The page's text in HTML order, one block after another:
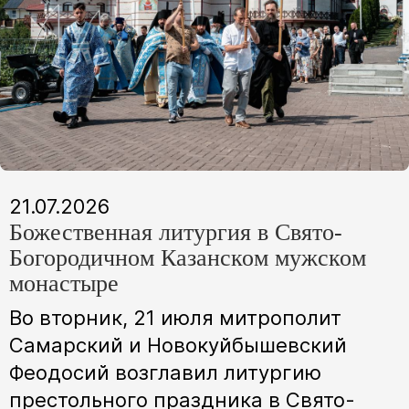
21.07.2026
Божественная литургия в Свято-
Богородичном Казанском мужском
монастыре
Во вторник, 21 июля митрополит
Самарский и Новокуйбышевский
Феодосий возглавил литургию
престольного праздника в Свято-